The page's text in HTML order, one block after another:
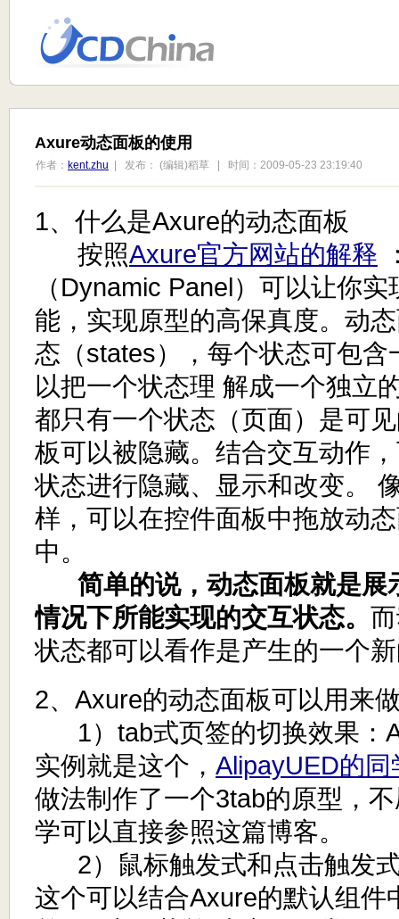
Axure动态面板的使用
作者： kent.zhu | 发布： (编辑)稻草 | 时间：2009-05-23 23:19:40
1、什么是Axure的动态面板
按照Axure官方网站的解释
（Dynamic Panel）可以让你
能，实现原型的高保真度。动
态（states），每个状态可包含
以把一个状态理 解成一个独立
都只有一个状态（页面）是可
板可以被隐藏。结合交互动作
状态进行隐藏、显示和改变。
样，可以在控件面板中拖放动
中。
简单的说，动态面板就是展
情况下所能实现的交互状态。
状态都可以看作是产生的一个
2、Axure的动态面板可以用来
1）tab式页签的切换效果：
实例就是这个， AlipayUED的同
做法制作了一个3tab的原型，
学可以直接参照这篇博客。
2）鼠标触发式和点击触发
这个可以结合Axure的默认组件